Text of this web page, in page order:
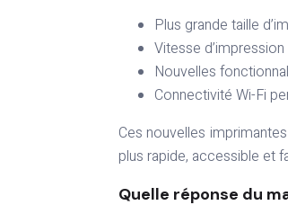
Plus grande taille
Vitesse
Nouvelles
Connectivité Wi-Fi
Ces nouvelles
plus rapide, accessible et
Quelle réponse du